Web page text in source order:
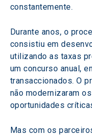
constantemente.
Durante anos, o
consistiu em
utilizando as taxas
um concurso anual,
transaccionados. O
não modernizaram
oportunidades
Mas com os